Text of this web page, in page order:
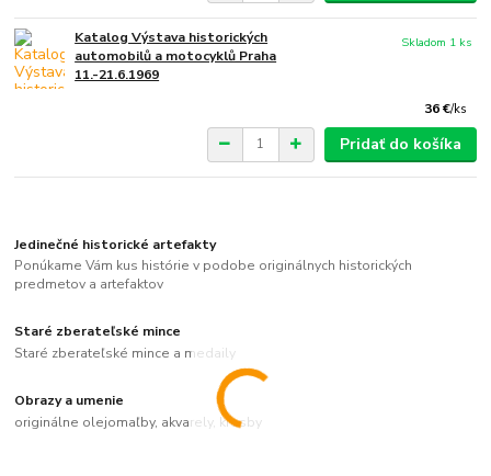
Katalog Výstava historických
automobilů a motocyklů Praha
11.-21.6.1969
36 €/ks
Skladom 1 ks
Pridať do košíka
Jedinečné historické artefakty
Ponúkame Vám kus histórie v podobe originálnych historických
predmetov a artefaktov
Staré zberateľské mince
Staré zberateľské mince a medaily
Obrazy a umenie
originálne olejomaľby, akvarely, kresby